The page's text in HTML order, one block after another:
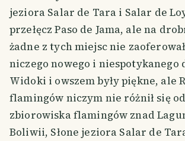
jeziora Salar de Tara i Salar de
przełęcz Paso de Jama, ale na
żadne z tych miejsc nie
niczego nowego i niespotykanego
Widoki i owszem były piękne, ale
flamingów niczym nie różnił się
zbiorowiska flamingów znad
Boliwii, Słone jeziora Salar de